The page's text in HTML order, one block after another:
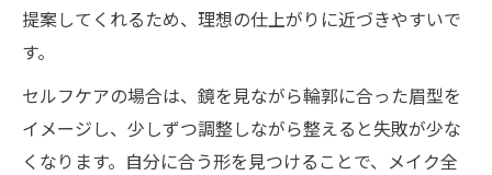
提案してくれるため、理想の仕上がりに近づきやすいで
す。
セルフケアの場合は、鏡を見ながら輪郭に合った眉型を
イメージし、少しずつ調整しながら整えると失敗が少な
くなります。自分に合う形を見つけることで、メイク全